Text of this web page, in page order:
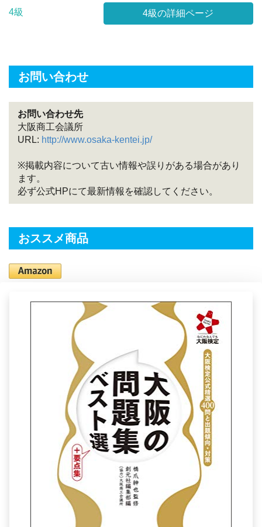
4級 4級の詳細ページ
お問い合わせ
お問い合わせ先
大阪商工会議所
URL: http://www.osaka-kentei.jp/
※掲載内容について古い情報や誤りがある場合があり
ます。
必ず公式HPにて最新情報を確認してください。
おススメ商品